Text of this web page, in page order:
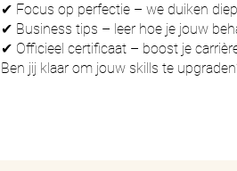
✔ Focus op perfectie – we duiken
✔ Business tips – leer hoe je jouw
✔ Officieel certificaat – boost je
Ben jij klaar om jouw skills te